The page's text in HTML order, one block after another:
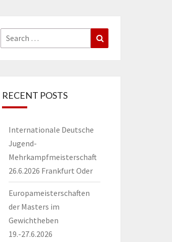
Search
for:
RECENT POSTS
Internationale Deutsche
Jugend-
Mehrkampfmeisterschaft
26.6.2026 Frankfurt Oder
Europameisterschaften
der Masters im
Gewichtheben
19.-27.6.2026